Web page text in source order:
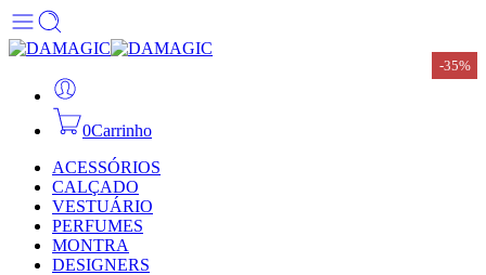
0Carrinho
ACESSÓRIOS
CALÇADO
VESTUÁRIO
PERFUMES
MONTRA
DESIGNERS
-35%